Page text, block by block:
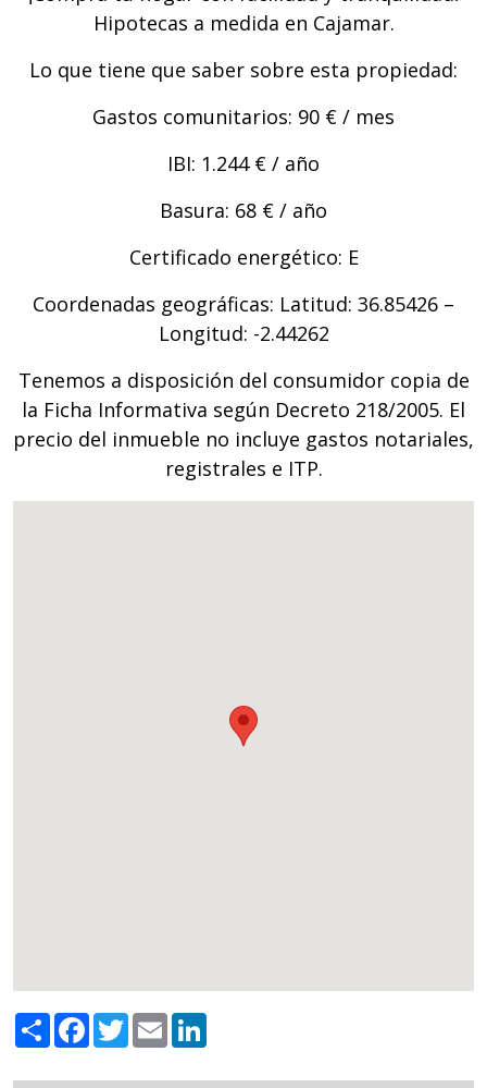
Hipotecas a medida en Cajamar.
Lo que tiene que saber sobre esta propiedad:
Gastos comunitarios: 90 € / mes
IBI: 1.244 € / año
Basura: 68 € / año
Certificado energético: E
Coordenadas geográficas: Latitud: 36.85426 –
Longitud: -2.44262
Tenemos a disposición del consumidor copia de
la Ficha Informativa según Decreto 218/2005. El
precio del inmueble no incluye gastos notariales,
registrales e ITP.
ShareFacebook
TwitterEmail